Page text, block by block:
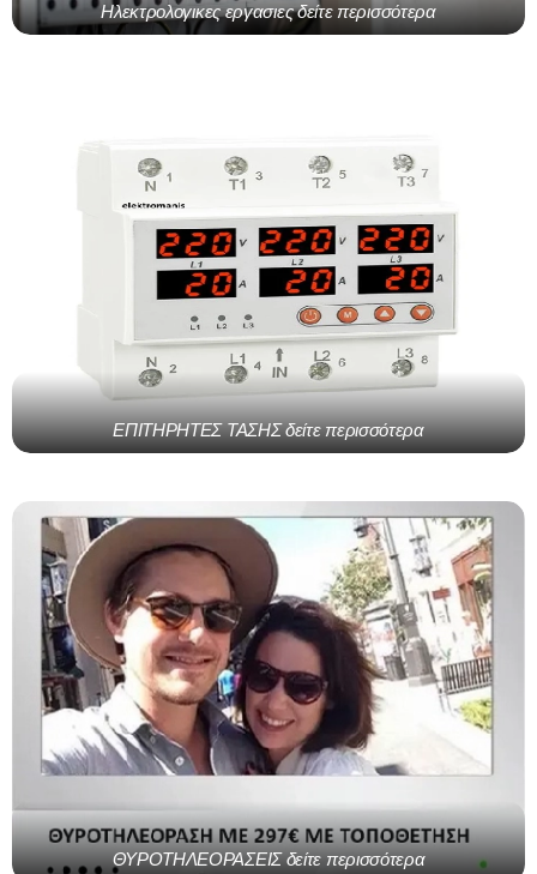
Ηλεκτρολογικες εργασιες δείτε περισσότερα
ΕΠΙΤΗΡΗΤΕΣ ΤΑΣΗΣ δείτε περισσότερα
ΘΥΡΟΤΗΛΕΟΡΑΣΕΙΣ δείτε περισσότερα